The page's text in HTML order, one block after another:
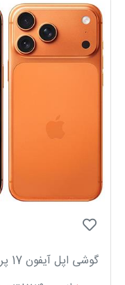
گوشی اپل آیفون 17 پرو مکس